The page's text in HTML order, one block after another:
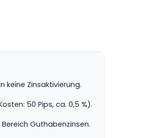
keine Zinsaktivierung.
50 Pips, ca. 0,5 %).
Guthabenzinsen.